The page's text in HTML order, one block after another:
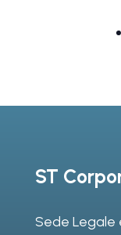
ST
Sede Legale